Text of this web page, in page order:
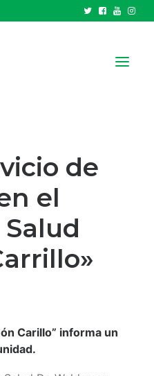
de
el
Carillo” informa un